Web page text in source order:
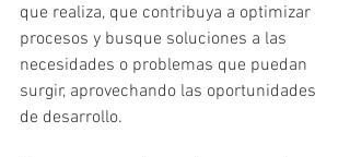
que realiza, que contribuya a optimizar
procesos y busque soluciones a las
necesidades o problemas que puedan
surgir, aprovechando las oportunidades
de desarrollo.